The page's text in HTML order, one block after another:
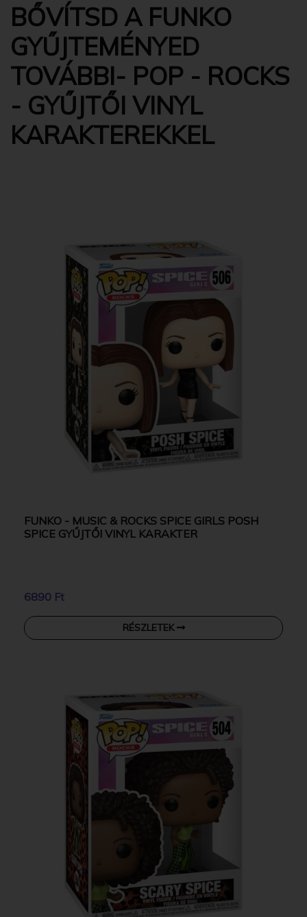
BŐVÍTSD A FUNKO
GYŰJTEMÉNYED
TOVÁBBI- POP - ROCKS
- GYŰJTŐI VINYL
KARAKTEREKKEL
FUNKO - MUSIC & ROCKS SPICE GIRLS POSH
SPICE GYŰJTŐI VINYL KARAKTER
6890 Ft
RÉSZLETEK